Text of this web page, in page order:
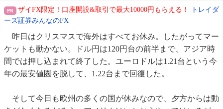
ザイFX限定！口座開設&取引で最大10000円もらえる！
トレイダ
ーズ証券みんなのFX
昨日はクリスマスで海外はすべてお休み。したがってマー
ケットも動かない。ドル円は120円台の前半まで、アジア時
間では押し込まれて終了した。ユーロドルは1.21台という今
年の最安値圏を脱して、1.22台まで回復した。
そして今日も欧州の多くの国が休みなので、夕方からは動